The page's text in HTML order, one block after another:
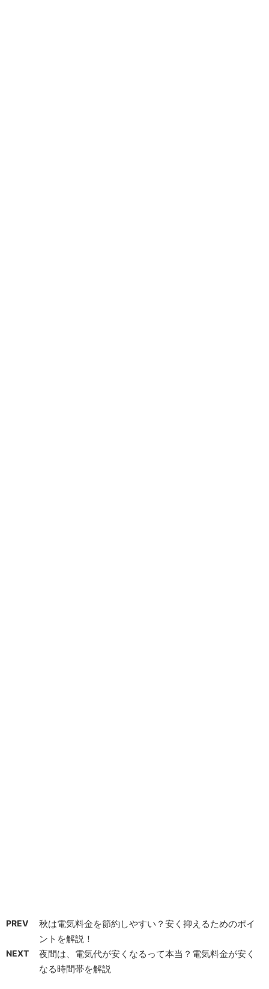
PREV
秋は電気料金を節約しやすい？安く抑えるためのポイ
ントを解説！
NEXT
夜間は、電気代が安くなるって本当？電気料金が安く
なる時間帯を解説